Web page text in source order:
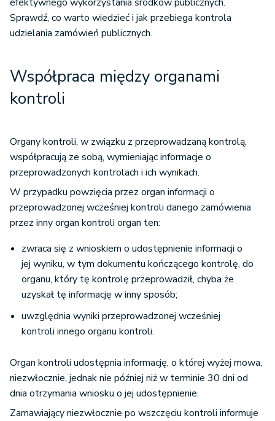
Sprawdź, co warto wiedzieć i jak przebiega kontrola
udzielania zamówień publicznych.
Współpraca między organami
kontroli
Organy kontroli, w związku z przeprowadzaną kontrolą,
współpracują ze sobą, wymieniając informacje o
przeprowadzonych kontrolach i ich wynikach.
W przypadku powzięcia przez organ informacji o
przeprowadzonej wcześniej kontroli danego zamówienia
przez inny organ kontroli organ ten:
zwraca się z wnioskiem o udostępnienie informacji o
jej wyniku, w tym dokumentu kończącego kontrolę, do
organu, który tę kontrolę przeprowadził, chyba że
uzyskał tę informację w inny sposób;
uwzględnia wyniki przeprowadzonej wcześniej
kontroli innego organu kontroli.
Organ kontroli udostępnia informację, o której wyżej mowa,
niezwłocznie, jednak nie później niż w terminie 30 dni od
dnia otrzymania wniosku o jej udostępnienie.
Zamawiający niezwłocznie po wszczęciu kontroli informuje